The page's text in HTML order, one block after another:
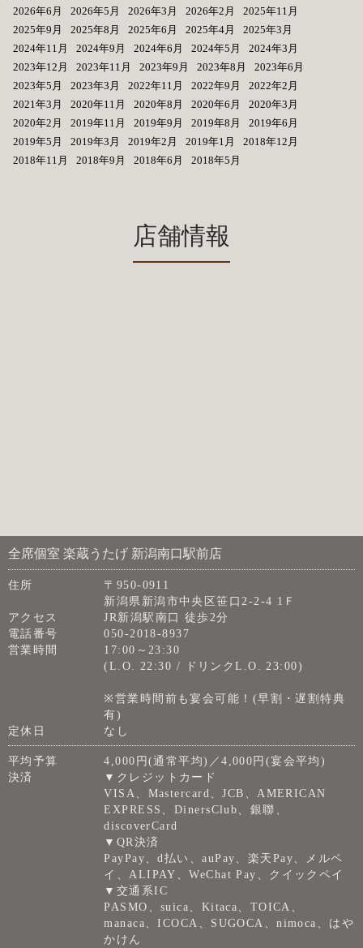
2026年6月
2026年5月 2026年3月 2026年2月
2025年11月
2025年9月
2025年8月 2025年6月 2025年4月
2025年3月
2024年11月
2024年9月 2024年6月 2024年5月
2024年3月
2023年12月
2023年11月 2023年9月 2023年8月
2023年6月
2023年5月
2023年3月 2022年11月 2022年9月
2022年2月
2021年3月
2020年11月 2020年8月 2020年6月
2020年3月
2020年2月
2019年11月 2019年9月 2019年8月
2019年6月
2019年5月
2019年3月 2019年2月 2019年1月
2018年12月
2018年11月
2018年9月 2018年6月 2018年5月
店舗情報
全席個室 楽蔵うたげ 新潟南口駅前店
住所
〒950-0911
新潟県新潟市中央区笹口2-2-4 1Ｆ
アクセス
JR新潟駅南口 徒歩2分
電話番号
050-2018-8937
営業時間
17:00～23:30
(L.O. 22:30 / ドリンクL.O. 23:00)
※営業時間前も宴会可能！(早割・遅割特典
有)
定休日
なし
平均予算
4,000円(通常平均)／4,000円(宴会平均)
決済
▼クレジットカード
VISA、Mastercard、JCB、AMERICAN
EXPRESS、DinersClub、銀聯、
discoverCard
▼QR決済
PayPay、d払い、auPay、楽天Pay、メルペ
イ、ALIPAY、WeChat Pay、クイックペイ
▼交通系IC
PASMO、suica、Kitaca、TOICA、
manaca、ICOCA、SUGOCA、nimoca、はや
かけん